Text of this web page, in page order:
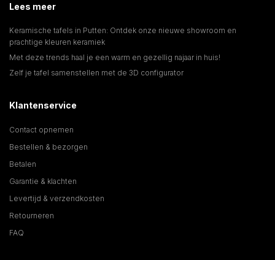
Lees meer
Keramische tafels in Putten: Ontdek onze nieuwe showroom en
prachtige kleuren keramiek
Met deze trends haal je een warm en gezellig najaar in huis!
Zelf je tafel samenstellen met de 3D configurator
Klantenservice
Contact opnemen
Bestellen & bezorgen
Betalen
Garantie & klachten
Levertijd & verzendkosten
Retourneren
FAQ